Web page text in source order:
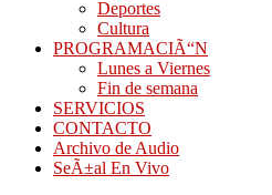
Deportes
Cultura
PROGRAMACIÃ“N
Lunes a Viernes
Fin de semana
SERVICIOS
CONTACTO
Archivo de Audio
SeÃ±al En Vivo